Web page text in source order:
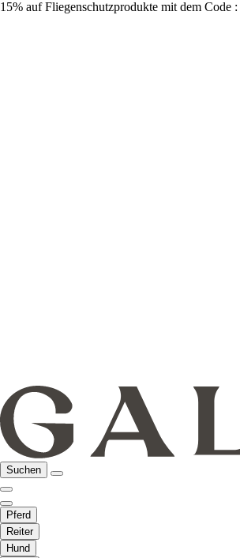
15% auf Fliegenschutzprodukte mit dem Code :
Suchen
Pferd
Reiter
Hund